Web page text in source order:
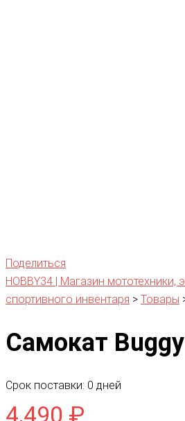
Поделиться
HOBBY34 | Магазин мототехники,
спортивного инвентаря > Товары
Самокат Buggy
Срок поставки: 0 дней
4,490 ₽